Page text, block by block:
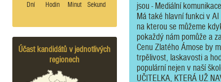
Dní Hodin Minut Sekund
Účast kandidátů v jednotlivých
regionech
jsou - Mediální
Má také hlavní funkci v
na kterou se můžeme
pokaždý nám pomůže a
Cenu Zlatého Ámose by
trpělivost, laskavosti a
populární nejen v naší
UČITELKA, KTERÁ UŽ